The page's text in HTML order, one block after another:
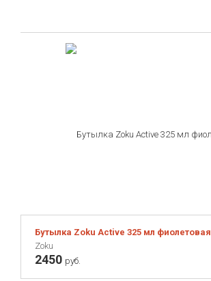
Бутылка Zoku Active 325 мл фиолетовая
Zoku
2450 руб.